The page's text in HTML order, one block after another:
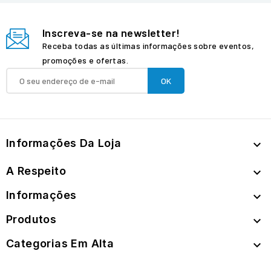
Inscreva-se na newsletter!
Receba todas as últimas informações sobre eventos,
promoções e ofertas.
Informações Da Loja 
A Respeito 
Informações 
Produtos 
Categorias Em Alta 